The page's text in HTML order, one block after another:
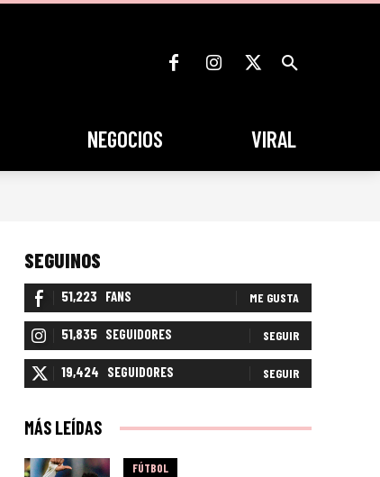
NEGOCIOS VIRAL
SEGUINOS
51,223 FANS ME GUSTA
51,835 SEGUIDORES SEGUIR
19,424 SEGUIDORES SEGUIR
MÁS LEÍDAS
FÚTBOL